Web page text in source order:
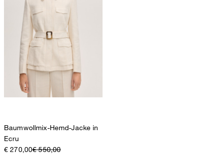
Baumwollmix-Hemd-Jacke in
Ecru
€ 270,00€ 550,00